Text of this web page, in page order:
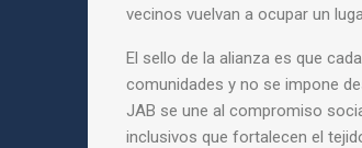
vecinos vuelvan a ocupar un
El sello de la alianza es que
comunidades y no se impone
JAB se une al compromiso
inclusivos que fortalecen el